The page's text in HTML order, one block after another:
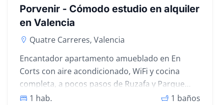
Porvenir - Cómodo estudio en alquiler
en Valencia
Quatre Carreres, Valencia
Encantador apartamento amueblado en En
Corts con aire acondicionado, WiFi y cocina
completa, a pocos pasos de Ruzafa y Parque
Central.
1 hab. 1 baños